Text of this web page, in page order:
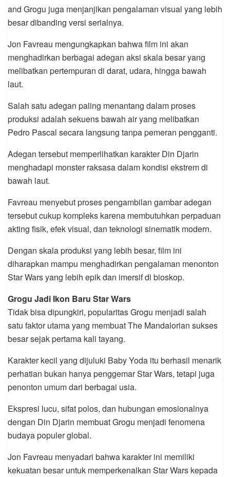
and Grogu juga menjanjikan pengalaman visual yang lebih
besar dibanding versi serialnya.
Jon Favreau mengungkapkan bahwa film ini akan
menghadirkan berbagai adegan aksi skala besar yang
melibatkan pertempuran di darat, udara, hingga bawah
laut.
Salah satu adegan paling menantang dalam proses
produksi adalah sekuens bawah air yang melibatkan
Pedro Pascal secara langsung tanpa pemeran pengganti.
Adegan tersebut memperlihatkan karakter Din Djarin
menghadapi monster raksasa dalam kondisi ekstrem di
bawah laut.
Favreau menyebut proses pengambilan gambar adegan
tersebut cukup kompleks karena membutuhkan perpaduan
akting fisik, efek visual, dan teknologi sinematik modern.
Dengan skala produksi yang lebih besar, film ini
diharapkan mampu menghadirkan pengalaman menonton
Star Wars yang lebih epik dan imersif di bioskop.
Grogu Jadi Ikon Baru Star Wars
Tidak bisa dipungkiri, popularitas Grogu menjadi salah
satu faktor utama yang membuat The Mandalorian sukses
besar sejak pertama kali tayang.
Karakter kecil yang dijuluki Baby Yoda itu berhasil menarik
perhatian bukan hanya penggemar Star Wars, tetapi juga
penonton umum dari berbagai usia.
Ekspresi lucu, sifat polos, dan hubungan emosionalnya
dengan Din Djarin membuat Grogu menjadi fenomena
budaya populer global.
Jon Favreau menyadari bahwa karakter ini memiliki
kekuatan besar untuk memperkenalkan Star Wars kepada